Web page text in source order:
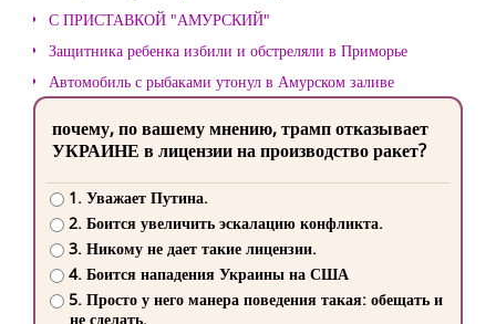
С ПРИСТАВКОЙ "АМУРСКИЙ"
Защитника ребенка избили и обстреляли в Приморье
Автомобиль с рыбаками утонул в Амурском заливе
почему, по вашему мнению, трамп отказывает
УКРАИНЕ в лицензии на производство ракет?
1. Уважает Путина.
2. Боится увеличить эскалацию конфликта.
3. Никому не дает такие лицензии.
4. Боится нападения Украины на США
5. Просто у него манера поведения такая: обещать и
не сделать.